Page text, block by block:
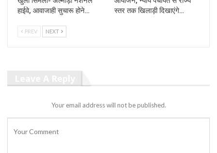
हाईवे, आवाजाही सुचारू होने…
स्तर तक खिलाड़ी दिखाएंगे…
PREV NEXT
Your email address will not be published.